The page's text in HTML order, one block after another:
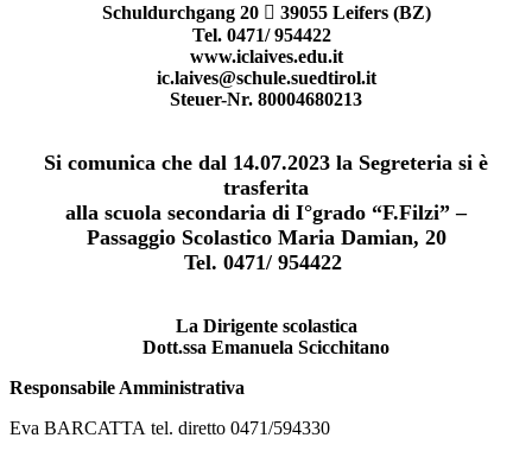
Schuldurchgang 20  39055 Leifers (BZ)
Tel. 0471/ 954422
www.iclaives.edu.it
ic.laives@schule.suedtirol.it
Steuer-Nr. 80004680213
Si comunica che dal 14.07.2023 la Segreteria si è
trasferita
alla scuola secondaria di I°grado “F.Filzi” –
Passaggio Scolastico Maria Damian, 20
Tel. 0471/ 954422
La Dirigente scolastica
Dott.ssa Emanuela Scicchitano
Responsabile Amministrativa
Eva BARCATTA tel. diretto 0471/594330